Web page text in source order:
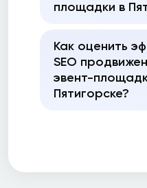
площадки в
Как оценить
SEO
эвент-
Пятигорске?